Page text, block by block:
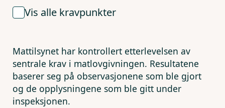
Vis alle kravpunkter
Mattilsynet har kontrollert etterlevelsen av
sentrale krav i matlovgivningen. Resultatene
baserer seg på observasjonene som ble gjort
og de opplysningene som ble gitt under
inspeksjonen.